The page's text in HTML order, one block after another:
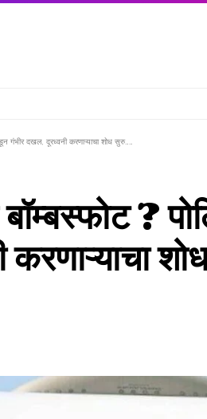
गंभीर दखल, दूरध्वनी करणाऱ्याचा शोध सुरु……
?
करणाऱ्याचा